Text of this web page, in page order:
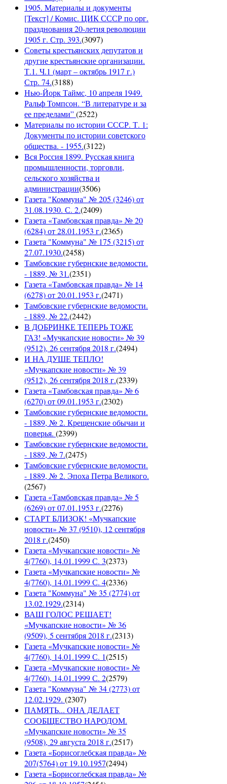
1905. Материалы и документы
[Текст] / Комис. ЦИК СССР по орг.
празднования 20-летия революции
1905 г. Стр. 393.(3097)
Советы крестьянских депутатов и
другие крестьянские организации.
Т.1. Ч.1 (март – октябрь 1917 г.)
Стр. 74.(3188)
Нью-Йорк Таймс, 10 апреля 1949.
Ральф Томпсон. “В литературе и за
ее пределами”(2522)
Материалы по истории СССР. Т. 1:
Документы по истории советского
общества. - 1955.(3122)
Вся Россия 1899. Русская книга
промышленности, торговли,
сельского хозяйства и
администрации(3506)
Газета "Коммуна" № 205 (3246) от
31.08.1930. С. 2.(2409)
Газета «Тамбовская правда» № 20
(6284) от 28.01.1953 г.(2365)
Газета "Коммуна" № 175 (3215) от
27.07.1930.(2458)
Тамбовские губернские ведомости.
- 1889, № 31.(2351)
Газета «Тамбовская правда» № 14
(6278) от 20.01.1953 г.(2471)
Тамбовские губернские ведомости.
- 1889, № 22.(2442)
В ДОБРИНКЕ ТЕПЕРЬ ТОЖЕ
ГАЗ! «Мучкапские новости» № 39
(9512), 26 сентября 2018 г.(2494)
И НА ДУШЕ ТЕПЛО!
«Мучкапские новости» № 39
(9512), 26 сентября 2018 г.(2339)
Газета «Тамбовская правда» № 6
(6270) от 09.01.1953 г.(2302)
Тамбовские губернские ведомости.
- 1889, № 2. Крещенские обычаи и
поверья. (2399)
Тамбовские губернские ведомости.
- 1889, № 7.(2475)
Тамбовские губернские ведомости.
- 1889, № 2. Эпоха Петра Великого.
(2567)
Газета «Тамбовская правда» № 5
(6269) от 07.01.1953 г.(2276)
СТАРТ БЛИЗОК! «Мучкапские
новости» № 37 (9510), 12 сентября
2018 г.(2450)
Газета «Мучкапские новости» №
4(7760), 14.01.1999 С. 3(2373)
Газета «Мучкапские новости» №
4(7760), 14.01.1999 С. 4(2336)
Газета "Коммуна" № 35 (2774) от
13.02.1929.(2314)
ВАШ ГОЛОС РЕШАЕТ!
«Мучкапские новости» № 36
(9509), 5 сентября 2018 г.(2313)
Газета «Мучкапские новости» №
4(7760), 14.01.1999 С. 1(2515)
Газета «Мучкапские новости» №
4(7760), 14.01.1999 С. 2(2579)
Газета "Коммуна" № 34 (2773) от
12.02.1929. (2307)
ПАМЯТЬ... ОНА ДЕЛАЕТ
СООБЩЕСТВО НАРОДОМ.
«Мучкапские новости» № 35
(9508), 29 августа 2018 г.(2517)
Газета «Борисоглебская правда» №
207(5764) от 19.10.1957(2494)
Газета «Борисоглебская правда» №